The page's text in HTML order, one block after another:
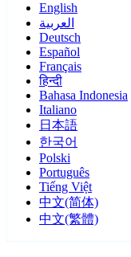
English
العربية
Deutsch
Español
Français
हिन्दी
Bahasa Indonesia
Italiano
日本語
한국어
Polski
Português
Tiếng Việt
中文(简体)
中文(繁體)